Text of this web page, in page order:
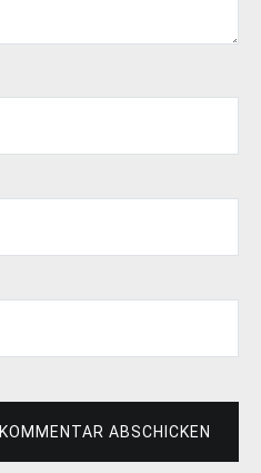
KOMMENTAR ABSCHICKEN